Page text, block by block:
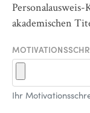
akademischen
Ihr